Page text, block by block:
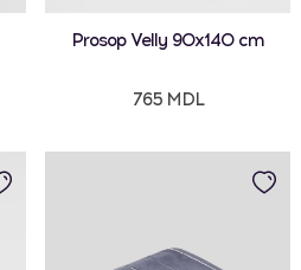
Prosop Velly 90x140 cm
765 MDL